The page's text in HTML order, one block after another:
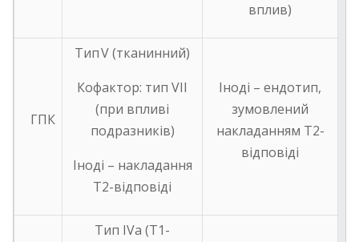
вплив)
ГПК
Тип V (тканинний)
Кофактор: тип VII
(при впливі
подразників)
Іноді – накладання
Т2-відповіді
Іноді – ендотип,
зумовлений
накладанням Т2-
відповіді
Тип IVa (T1-